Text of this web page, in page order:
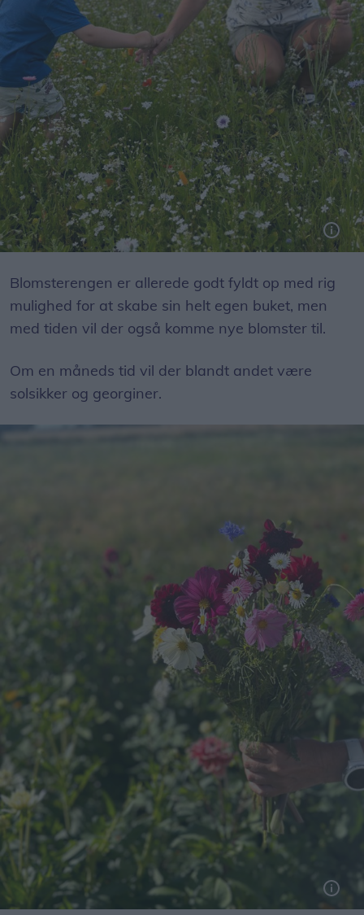
Blomsterengen er allerede godt fyldt op med rig
mulighed for at skabe sin helt egen buket, men
med tiden vil der også komme nye blomster til.
Om en måneds tid vil der blandt andet være
solsikker og georginer.